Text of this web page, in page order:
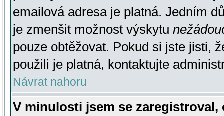
emailová adresa je platná. Jedním
je zmenšit možnost výskytu
pouze obtěžovat. Pokud si jste jisti,
použili je platná, kontaktujte
Návrat nahoru
V minulosti jsem se